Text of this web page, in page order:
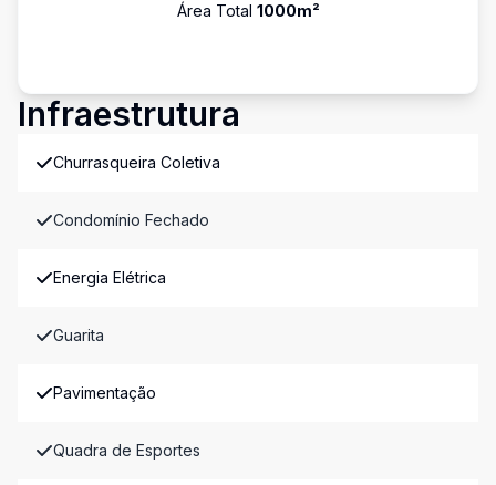
Área Total 1000m²
Infraestrutura
Churrasqueira Coletiva
Condomínio Fechado
Energia Elétrica
Guarita
Pavimentação
Quadra de Esportes